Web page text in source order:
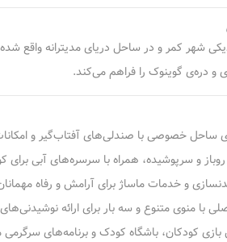
شهر کمر و در ساحل دریای مدیترانه واقع
و دره‌ی گوینوک را فراهم می‌کند.
ساحل خصوصی با صندلی‌های آفتاب‌گیر و
و سرپوشیده، همراه با سرسره‌های آبی برای
و خدمات ماساژ برای آرامش و رفاه
با منوی متنوع و سه بار برای ارائه
بازی کودکان، باشگاه کودک و برنامه‌های سرگرمی